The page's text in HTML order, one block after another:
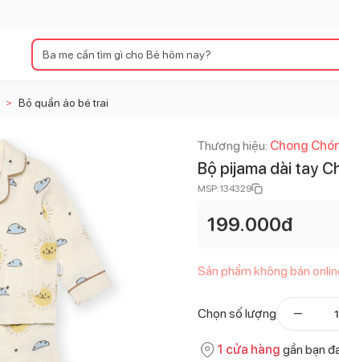
> Bộ quần áo bé trai
Thương hiệu: Chong
Bộ pijama dài tay
MSP:134329
199.000đ
Sản phẩm không bán
Chọn số lượng
1 cửa hàng gần bạn